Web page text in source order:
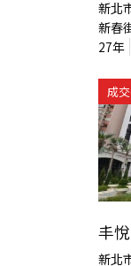
新北
新春
27年
成交
丰
新北